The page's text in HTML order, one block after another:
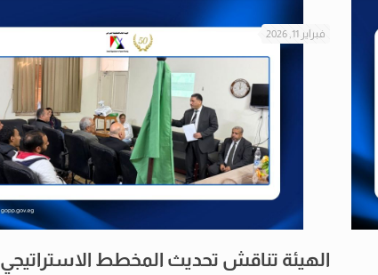
فبراير 11, 2026
الهيئة تناقش تحديث المخطط الاستراتيجي